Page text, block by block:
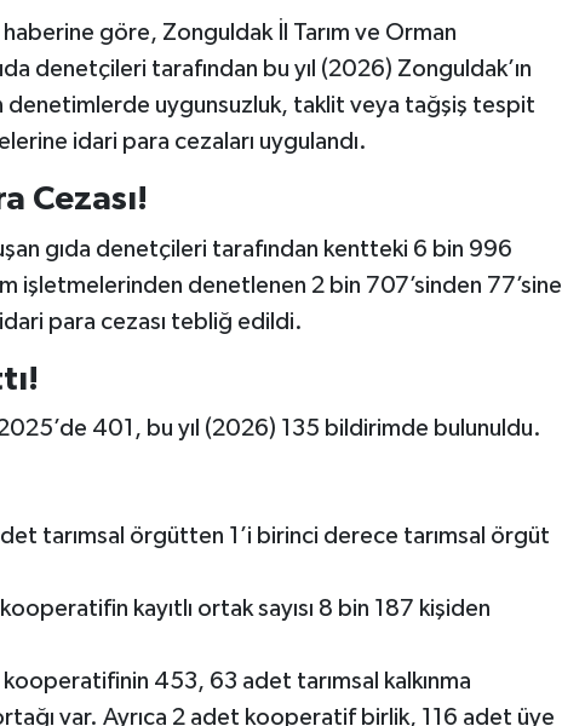
göre, Zonguldak İl Tarım ve Orman
denetçileri tarafından bu yıl (2026) Zonguldak’ın
uygunsuzluk, taklit veya tağşiş tespit
idari para cezaları uygulandı.
Cezası!
gıda denetçileri tarafından kentteki 6 bin 996
işletmelerinden denetlenen 2 bin 707’sinden 77’sine
para cezası tebliğ edildi.
401, bu yıl (2026) 135 bildirimde bulunuldu.
tarımsal örgütten 1’i birinci derece tarımsal örgüt
kayıtlı ortak sayısı 8 bin 187 kişiden
453, 63 adet tarımsal kalkınma
var. Ayrıca 2 adet kooperatif birlik, 116 adet üye